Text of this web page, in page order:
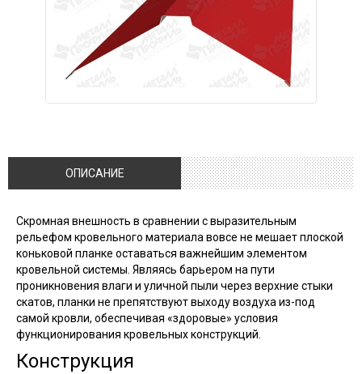
ОПИСАНИЕ
Скромная внешность в сравнении с выразительным
рельефом кровельного материала вовсе не мешает плоской
коньковой планке оставаться важнейшим элементом
кровельной системы. Являясь барьером на пути
проникновения влаги и уличной пыли через верхние стыки
скатов, планки не препятствуют выходу воздуха из-под
самой кровли, обеспечивая «здоровые» условия
функционирования кровельных конструкций.
Конструкция